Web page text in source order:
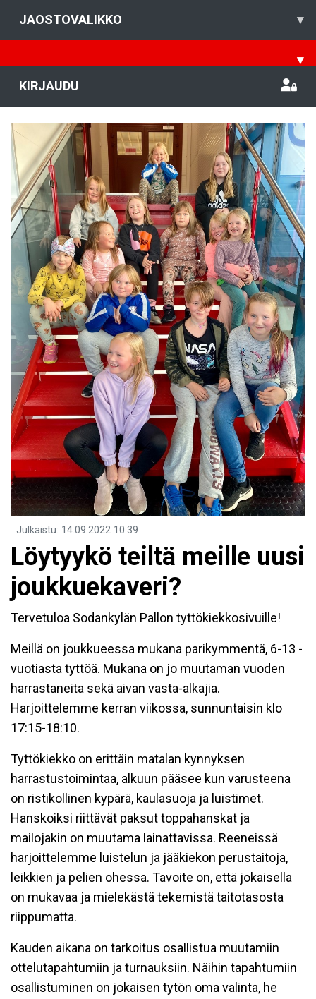
JAOSTOVALIKKO ▾
▾
KIRJAUDU
Julkaistu: 14.09.2022 10.39
Löytyykö teiltä meille uusi
joukkuekaveri?
Tervetuloa Sodankylän Pallon tyttökiekkosivuille!
Meillä on joukkueessa mukana parikymmentä, 6-13 -
vuotiasta tyttöä. Mukana on jo muutaman vuoden
harrastaneita sekä aivan vasta-alkajia.
Harjoittelemme kerran viikossa, sunnuntaisin klo
17:15-18:10.
Tyttökiekko on erittäin matalan kynnyksen
harrastustoimintaa, alkuun pääsee kun varusteena
on ristikollinen kypärä, kaulasuoja ja luistimet.
Hanskoiksi riittävät paksut toppahanskat ja
mailojakin on muutama lainattavissa. Reeneissä
harjoittelemme luistelun ja jääkiekon perustaitoja,
leikkien ja pelien ohessa. Tavoite on, että jokaisella
on mukavaa ja mielekästä tekemistä taitotasosta
riippumatta.
Kauden aikana on tarkoitus osallistua muutamiin
ottelutapahtumiin ja turnauksiin. Näihin tapahtumiin
osallistuminen on jokaisen tytön oma valinta, he